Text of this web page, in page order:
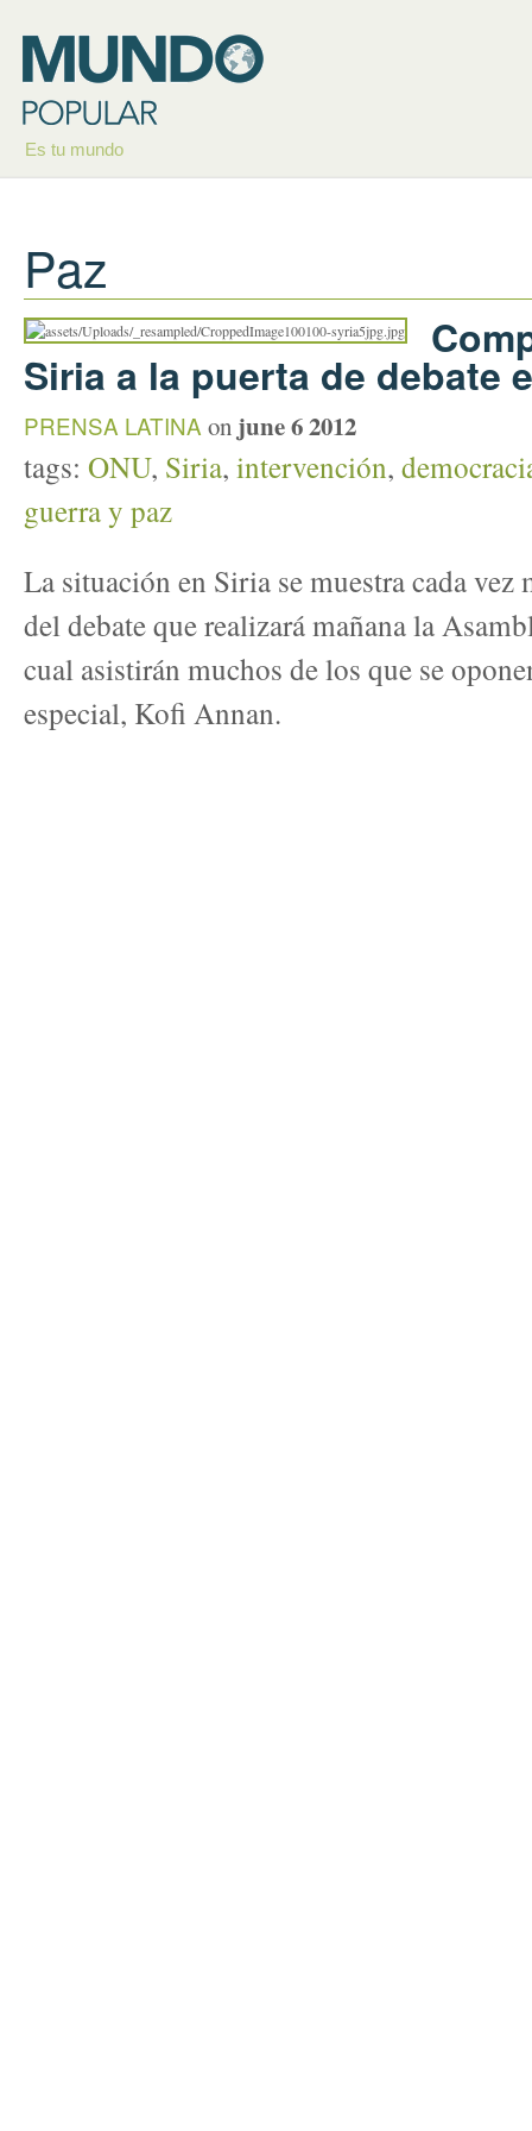
Es tu mundo
Paz
Siria a la puerta de debate
PRENSA LATINA on june 6 2012
tags: ONU, Siria, intervención,
guerra y paz
La situación en Siria se muestra cada vez
del debate que realizará mañana la
cual asistirán muchos de los que se
especial, Kofi Annan.